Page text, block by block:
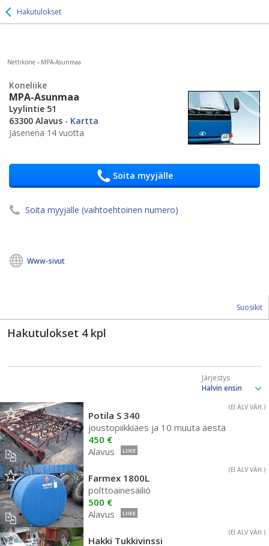
Hakutulokset
Nettikone › MPA-Asunmaa
Koneliike
MPA-Asunmaa
Lyylintie 51
63300 Alavus - Kartta
Jäsenenä 14 vuotta
Soita myyjälle
Soita myyjälle (vaihtoehtoinen numero)
Www-sivut
Suosikit
Hakutulokset 4kpl
Järjestys
(EI ALV VÄH.)
Potila S 340
joustopiikkiäes ja 10 muuta äestä
450 €
Alavus
LIIKE
(EI ALV VÄH.)
Farmex 1800L
polttoainesäiliö
500 €
Alavus
LIIKE
(EI ALV VÄH.)
Hakki Tukkivinssi